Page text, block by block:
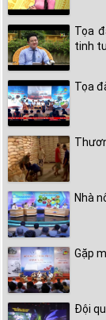
Tọa
tinh
Tọa
Nhà
Gặp
Đội